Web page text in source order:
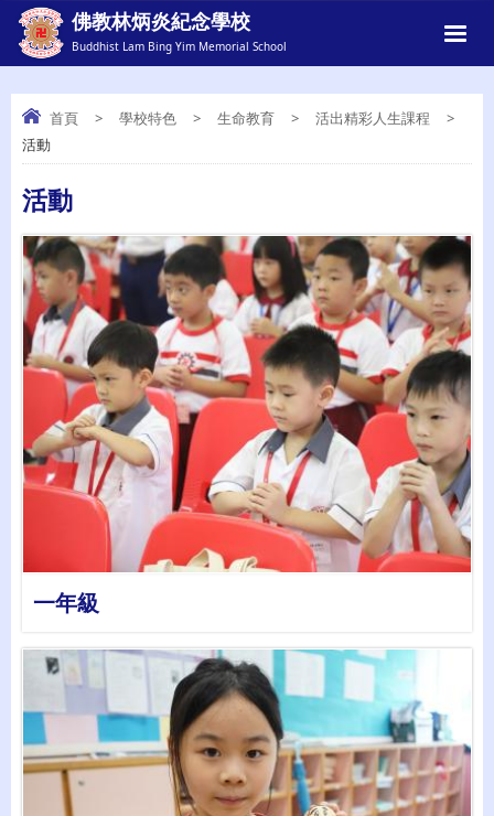
佛教林炳炎紀念學校
Buddhist Lam Bing Yim Memorial School
首頁 > 學校特色 > 生命教育 > 活出精彩人生課程
>
活動
活動
一年級
詳情